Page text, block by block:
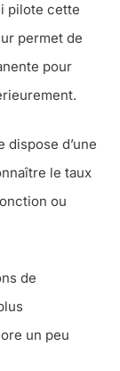
pilote cette
permet de
pour
dispose d’une
le taux
ou
de
un peu